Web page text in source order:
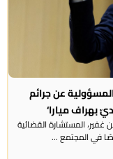
عن جرائم
بهراف ميارا‘
المستشارة القضائية